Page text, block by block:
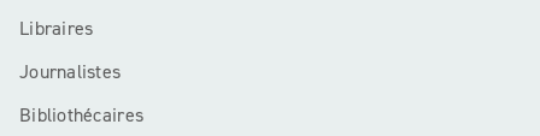
Libraires
Journalistes
Bibliothécaires